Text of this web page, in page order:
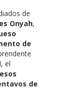
de
Onyah,
de
el
de